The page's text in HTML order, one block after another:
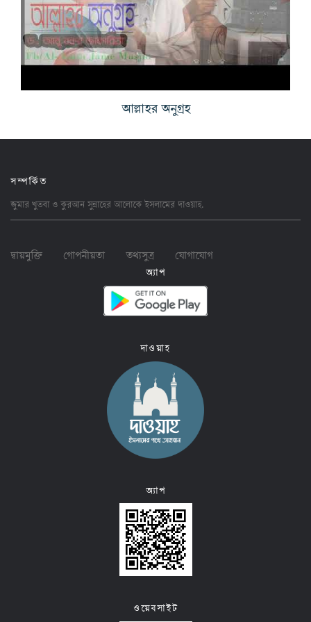
আল্লাহর অনুগ্রহ
সম্পর্কিত
জুমার খুতবা ও কুরআন সুন্নাহের আলোকে ইসলামের দাওয়াহ.
দ্বায়মুক্তি গোপনীয়তা তথ্যসুত্র যোগাযোগ
অ্যাপ
দাওয়াহ
অ্যাপ
ওয়েবসাইট